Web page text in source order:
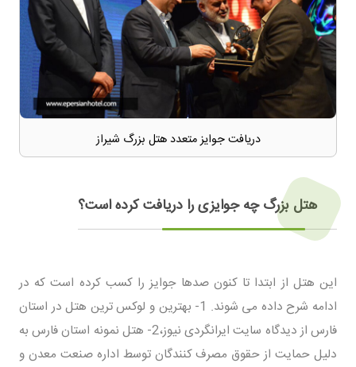
دریافت جوایز متعدد هتل بزرگ شیراز
هتل بزرگ چه جوایزی را دریافت کرده است؟
این هتل از ابتدا تا کنون صدها جوایز را کسب کرده است که در
ادامه شرح داده می شوند. 1- بهترین و لوکس ترین هتل در استان
فارس از دیدگاه سایت ایرانگردی نیوز،2- هتل نمونه استان فارس به
دلیل حمایت از حقوق مصرف کنندگان توسط اداره صنعت معدن و